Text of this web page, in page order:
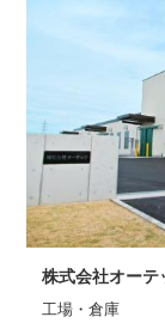
株式会社オー
工場・倉庫